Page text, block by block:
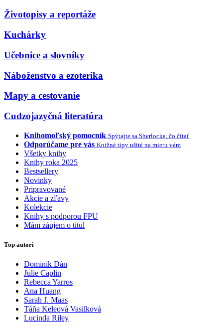
Životopisy a reportáže
Kuchárky
Učebnice a slovníky
Náboženstvo a ezoterika
Mapy a cestovanie
Cudzojazyčná literatúra
Knihomoľský pomocník Spýtajte sa Sherlocka, čo čítať
Odporúčame pre vás Knižné tipy ušité na mieru vám
Všetky knihy
Knihy roka 2025
Bestsellery
Novinky
Pripravované
Akcie a zľavy
Kolekcie
Knihy s podporou FPU
Mám záujem o titul
Top autori
Dominik Dán
Julie Caplin
Rebecca Yarros
Ana Huang
Sarah J. Maas
Táňa Keleová Vasilková
Lucinda Riley